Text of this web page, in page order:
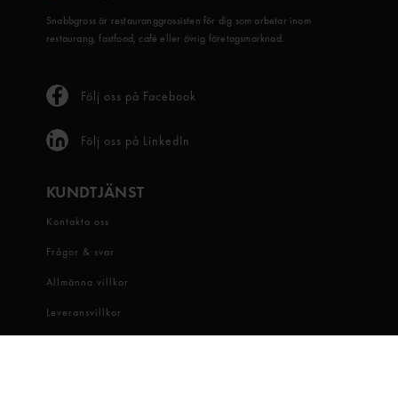
Snabbgross är restauranggrossisten för dig som arbetar inom
restaurang, fastfood, café eller övrig företagsmarknad.
Följ oss på Facebook
Följ oss på LinkedIn
KUNDTJÄNST
Kontakta oss
Frågor & svar
Allmänna villkor
Leveransvillkor